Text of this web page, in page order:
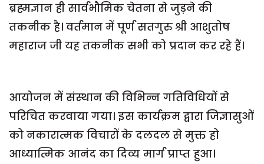
ब्रह्मज्ञान ही सार्वभौमिक चेतना से जुड़ने की
तकनीक है। वर्तमान में पूर्ण सतगुरु श्री आशुतोष
महाराज जी यह तकनीक सभी को प्रदान कर रहे हैं।
आयोजन में संस्थान की विभिन्न गतिविधियों से
परिचित करवाया गया। इस कार्यक्रम द्वारा जिज्ञासुओं
को नकारात्मक विचारों के दलदल से मुक्त हो
आध्यात्मिक आनंद का दिव्य मार्ग प्राप्त हुआ।